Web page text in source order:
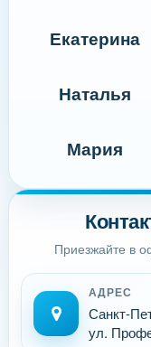
Приезжайте в
АДРЕС
Санкт-
ул.
Екатерина
Наталья
Мария